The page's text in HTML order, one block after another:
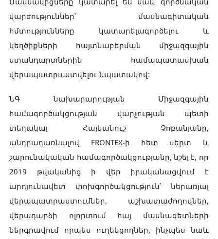
վարժություններ՝ մասնագիտական
հմտությունները կատարելագործելու և
կեղծիքների հայտնաբերման միջազգային
ստանդարտներին համապատասխան
վերապատրաստվելու նպատակով:
ՆԳ նախարարության Միջազգային
համագործակցության վարչության պետի
տեղակալ Հայկանուշ Չոբանյանը,
անդրադառնալով FRONTEX-ի հետ սերտ և
շարունակական համագործակցությանը, նշել է, որ
2019 թվականից ի վեր իրականացվում է
արդյունավետ փոխգործակցություն՝ ներառյալ
վերապատրաստումներ, աշխատաժողովներ,
վերադարձի ոլորտում հայ մասնագետների
ներգրավում որպես ուղեկցողներ, ինչպես նաև